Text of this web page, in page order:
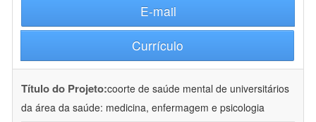
E-mail
Currículo
Título do Projeto:coorte de saúde mental de universitários
da área da saúde: medicina, enfermagem e psicologia